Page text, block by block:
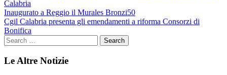
Calabria
Navigazione
articoli
Inaugurato a Reggio il Murales Bronzi50
Cgil Calabria presenta gli emendamenti a riforma Consorzi di
Bonifica
Le Altre Notizie